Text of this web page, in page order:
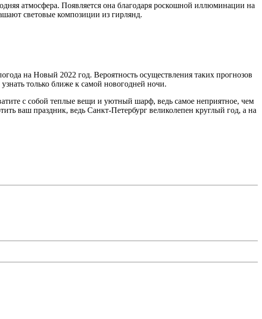
атмосфера. Появляется она благодаря роскошной иллюминации на
световые композиции из гирлянд.
на Новый 2022 год. Вероятность осуществления таких прогнозов
только ближе к самой новогодней ночи.
с собой теплые вещи и уютный шарф, ведь самое неприятное, чем
ваш праздник, ведь Санкт-Петербург великолепен круглый год, а на